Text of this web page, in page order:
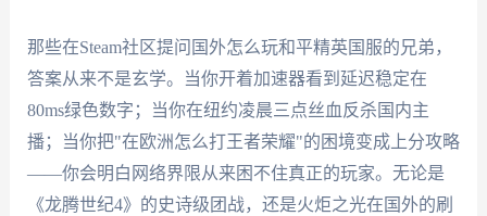
那些在Steam社区提问国外怎么玩和平精英国服的兄弟，
答案从来不是玄学。当你开着加速器看到延迟稳定在
80ms绿色数字；当你在纽约凌晨三点丝血反杀国内主
播；当你把"在欧洲怎么打王者荣耀"的困境变成上分攻略
——你会明白网络界限从来困不住真正的玩家。无论是
《龙腾世纪4》的史诗级团战，还是火炬之光在国外的刷